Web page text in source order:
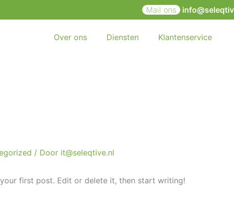
Mail ons
Over ons Diensten Klantenservice
/ Door it@seleqtive.nl
first post. Edit or delete it, then start writing!